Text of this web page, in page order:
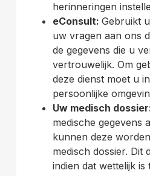
herinneringen
eConsult: Gebruikt
uw vragen aan ons
de gegevens die u
vertrouwelijk. Om
deze dienst moet u
persoonlijke
Uw medisch
medische gegevens
kunnen deze
medisch dossier. Dit
indien dat wettelijk is